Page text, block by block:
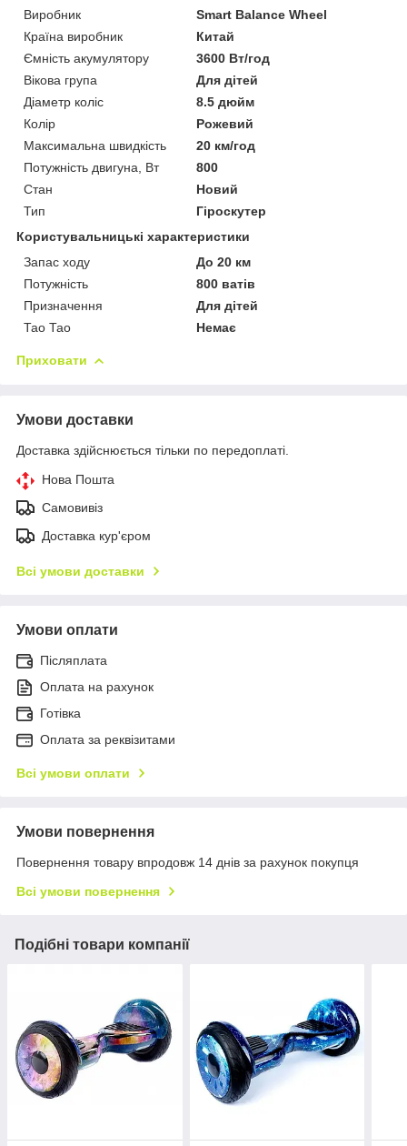
Виробник
Smart Balance Wheel
Країна виробник
Китай
Ємність акумулятору
3600 Вт/год
Вікова група
Для дітей
Діаметр коліс
8.5 дюйм
Колір
Рожевий
Максимальна швидкість
20 км/год
Потужність двигуна, Вт
800
Стан
Новий
Тип
Гіроскутер
Користувальницькі характеристики
Запас ходу
До 20 км
Потужність
800 ватів
Призначення
Для дітей
Тао Тао
Немає
Приховати
Умови доставки
Доставка здійснюється тільки по передоплаті.
Нова Пошта
Самовивіз
Доставка кур'єром
Всі умови доставки
Умови оплати
Післяплата
Оплата на рахунок
Готівка
Оплата за реквізитами
Всі умови оплати
Умови повернення
Повернення товару впродовж 14 днів за рахунок покупця
Всі умови повернення
Подібні товари компанії